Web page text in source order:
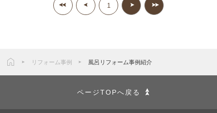
1
リフォーム事例 風呂リフォーム事例紹介
ページTOPへ戻る